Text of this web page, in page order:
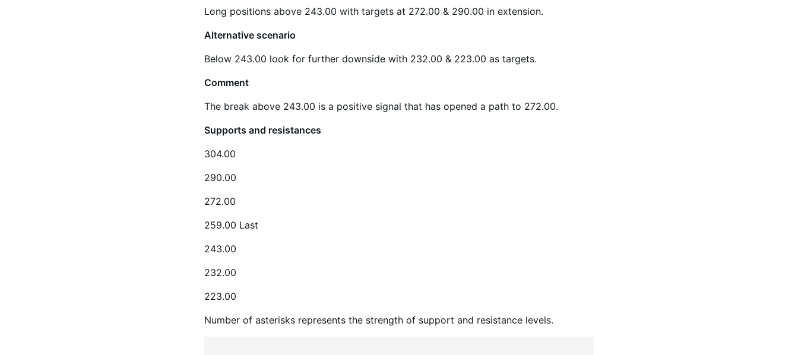
Long positions above 243.00 with targets at 272.00 & 290.00 in extension.
Alternative scenario
Below 243.00 look for further downside with 232.00 & 223.00 as targets.
Comment
The break above 243.00 is a positive signal that has opened a path to 272.00.
Supports and resistances
304.00
290.00
272.00
259.00 Last
243.00
232.00
223.00
Number of asterisks represents the strength of support and resistance levels.